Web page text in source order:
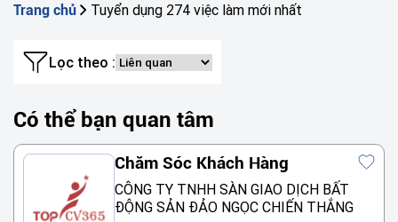
Trang chủ Tuyển dụng 274 việc làm mới nhất
Lọc theo :
Chăm Sóc Khách Hàng
CÔNG TY TNHH SÀN GIAO DỊCH BẤT
ĐỘNG SẢN ĐẢO NGỌC CHIẾN THẮNG
Có thể bạn quan tâm